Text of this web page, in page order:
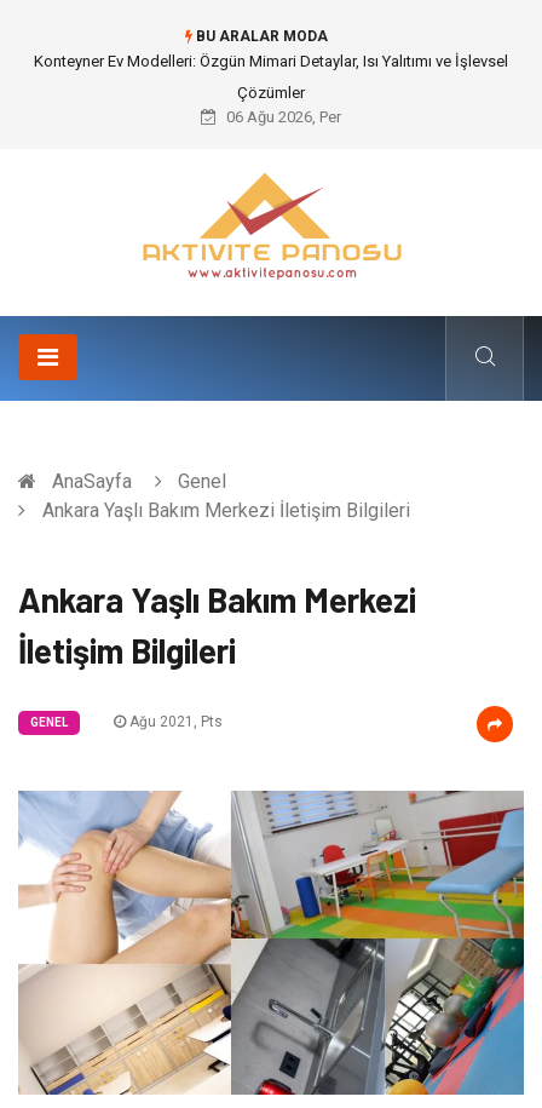
BU ARALAR MODA
Nakliye Nedir ve Tedarik Zincirindeki Önemi Nasıl Anlaşılır?
06 Ağu 2026, Per
AnaSayfa
Genel
Ankara Yaşlı Bakım Merkezi İletişim Bilgileri
Ankara Yaşlı Bakım Merkezi
İletişim Bilgileri
GENEL Ağu 2021, Pts